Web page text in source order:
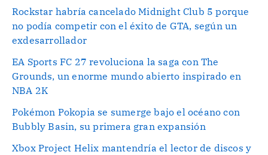
Rockstar habría cancelado Midnight Club 5 porque
no podía competir con el éxito de GTA, según un
exdesarrollador
EA Sports FC 27 revoluciona la saga con The
Grounds, un enorme mundo abierto inspirado en
NBA 2K
Pokémon Pokopia se sumerge bajo el océano con
Bubbly Basin, su primera gran expansión
Xbox Project Helix mantendría el lector de discos y